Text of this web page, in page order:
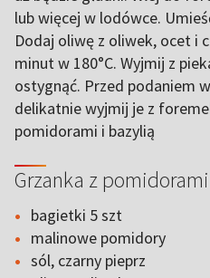
lub więcej w lodówce.
Dodaj oliwę z oliwek, ocet i
minut w 180°C. Wyjmij z
ostygnąć. Przed podaniem
delikatnie wyjmij je z
pomidorami i bazylią
Grzanka z pomidorami
bagietki 5 szt
malinowe pomidory
sól, czarny pieprz